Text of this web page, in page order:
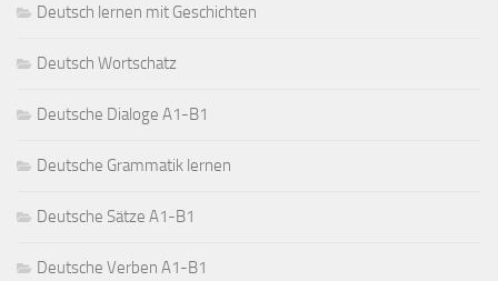
Deutsch lernen mit Geschichten
Deutsch Wortschatz
Deutsche Dialoge A1-B1
Deutsche Grammatik lernen
Deutsche Sätze A1-B1
Deutsche Verben A1-B1